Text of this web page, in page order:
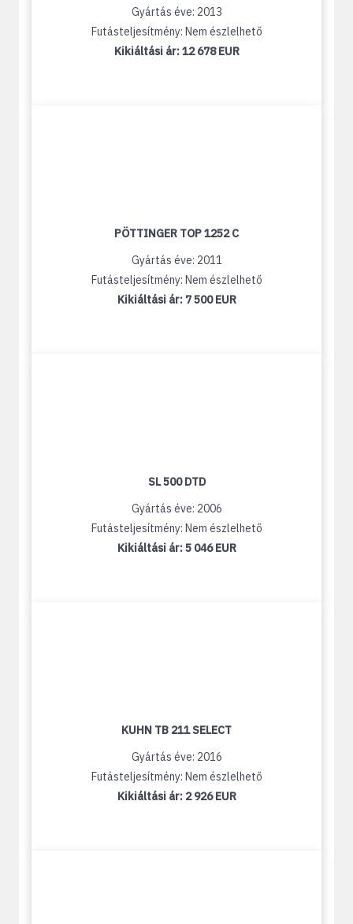
Gyártás éve: 2013
Futásteljesítmény: Nem észlelhető
Kikiáltási ár:12 678 EUR
PÖTTINGER TOP 1252 C
Gyártás éve: 2011
Futásteljesítmény: Nem észlelhető
Kikiáltási ár: 7 500 EUR
SL 500 DTD
Gyártás éve: 2006
Futásteljesítmény: Nem észlelhető
Kikiáltási ár:5 046 EUR
KUHN TB 211 SELECT
Gyártás éve: 2016
Futásteljesítmény: Nem észlelhető
Kikiáltási ár: 2 926 EUR